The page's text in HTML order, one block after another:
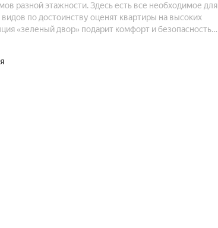
разной этажности. Здесь есть все необходимое для
по достоинству оценят квартиры на высоких
«зеленый двор» подарит комфорт и безопасность